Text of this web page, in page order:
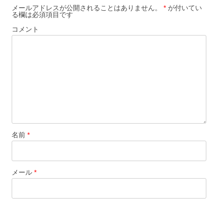
ゲ
ー
シ
メールアドレスが公開されることはありません。 * が付いてい
る欄は必須項目です
コメント
名前 *
メール *